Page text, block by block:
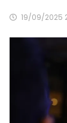
19/09/2025